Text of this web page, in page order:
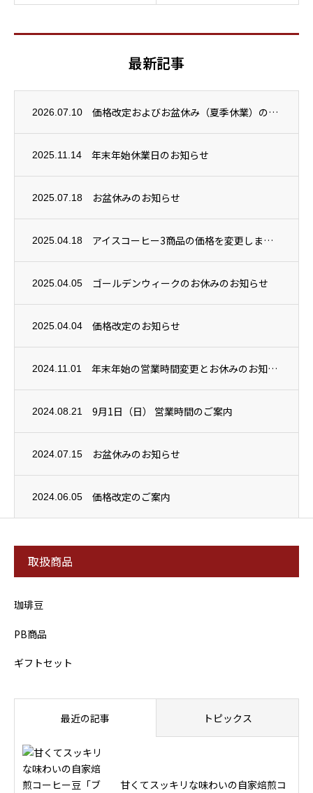
最新記事
2026.07.10 価格改定およびお盆休み（夏季休業）のお知らせ
2025.11.14 年末年始休業日のお知らせ
2025.07.18 お盆休みのお知らせ
2025.04.18 アイスコーヒー3商品の価格を変更しました
2025.04.05 ゴールデンウィークのお休みのお知らせ
2025.04.04 価格改定のお知らせ
2024.11.01 年末年始の営業時間変更とお休みのお知らせ
2024.08.21 9月1日（日） 営業時間のご案内
2024.07.15 お盆休みのお知らせ
2024.06.05 価格改定のご案内
取扱商品
珈琲豆
PB商品
ギフトセット
最近の記事 トピックス
甘くてスッキリな味わいの自家焙煎コ